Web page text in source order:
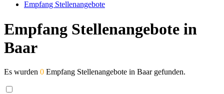
Empfang Stellenangebote
Empfang Stellenangebote in
Baar
Es wurden 0 Empfang Stellenangebote in Baar gefunden.